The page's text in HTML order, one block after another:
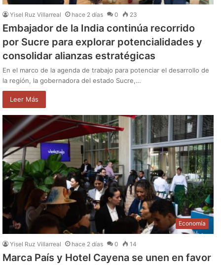
Yisel Ruz Villarreal hace 2 días 0 23
Embajador de la India continúa recorrido
por Sucre para explorar potencialidades y
consolidar alianzas estratégicas
En el marco de la agenda de trabajo para potenciar el desarrollo de
la región, la gobernadora del estado Sucre,…
Leer Más
Economía
Yisel Ruz Villarreal hace 2 días 0 14
Marca País y Hotel Cayena se unen en favor